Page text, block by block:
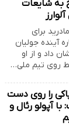
شایعات
برای
آینده جولیان
داد و از او
روی تیم ملی…
را روی دست
با آپولو رئال و